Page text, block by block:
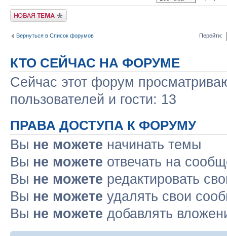
Начать новую тему
Вернуться в Список форумов Перейти:
КТО СЕЙЧАС НА ФОРУМЕ
Сейчас этот форум
пользователей и гости: 13
ПРАВА ДОСТУПА К ФОРУМУ
Вы не можете начинать темы
Вы не можете отвечать на
Вы не можете редактировать
Вы не можете удалять свои
Вы не можете добавлять